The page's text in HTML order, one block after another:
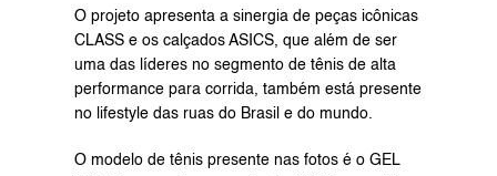
O projeto apresenta a sinergia de peças icônicas
CLASS e os calçados ASICS, que além de ser
uma das líderes no segmento de tênis de alta
performance para corrida, também está presente
no lifestyle das ruas do Brasil e do mundo.
O modelo de tênis presente nas fotos é o GEL